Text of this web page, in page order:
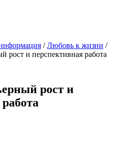
/Любовь к жизни /
рост и перспективная работа
рост и